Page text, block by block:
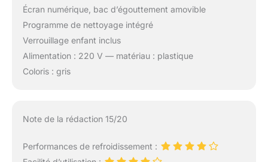
Écran numérique, bac d’égouttement amovible
Programme de nettoyage intégré
Verrouillage enfant inclus
Alimentation : 220 V — matériau : plastique
Coloris : gris
Note de la rédaction 15/20
Performances de refroidissement :